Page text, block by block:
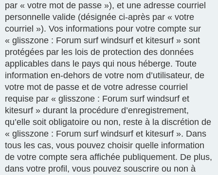
par « votre mot de passe »), et une adresse courriel
personnelle valide (désignée ci-après par « votre
courriel »). Vos informations pour votre compte sur
« glisszone : Forum surf windsurf et kitesurf » sont
protégées par les lois de protection des données
applicables dans le pays qui nous héberge. Toute
information en-dehors de votre nom d’utilisateur, de
votre mot de passe et de votre adresse courriel
requise par « glisszone : Forum surf windsurf et
kitesurf » durant la procédure d’enregistrement,
qu’elle soit obligatoire ou non, reste à la discrétion de
« glisszone : Forum surf windsurf et kitesurf ». Dans
tous les cas, vous pouvez choisir quelle information
de votre compte sera affichée publiquement. De plus,
dans votre profil, vous pouvez souscrire ou non à